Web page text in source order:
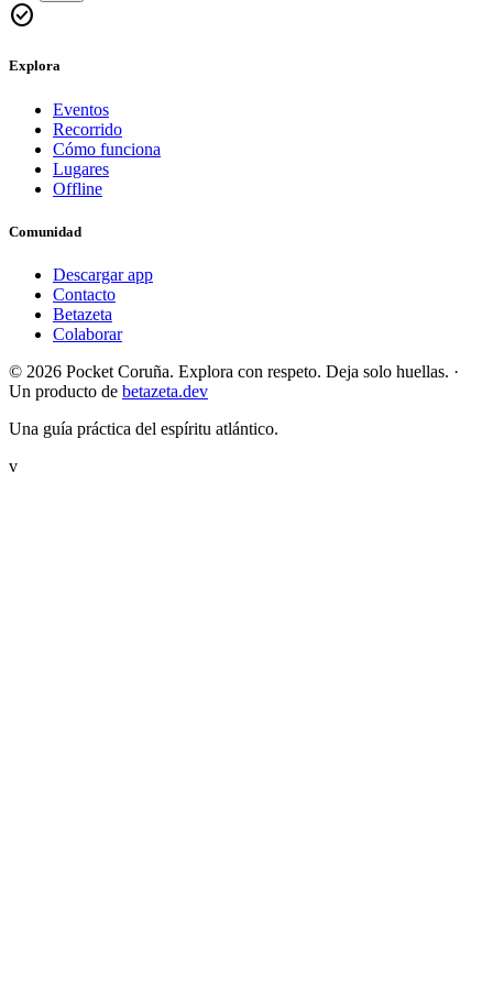
check_circle
Explora
Eventos
Recorrido
Cómo funciona
Lugares
Offline
Comunidad
Descargar app
Contacto
Betazeta
Colaborar
© 2026 Pocket Coruña. Explora con respeto. Deja solo huellas. ·
Un producto de betazeta.dev
Una guía práctica del espíritu atlántico.
v